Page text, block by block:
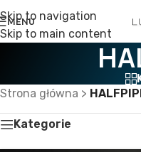
Skip to navigation
Skip to main content
MENU
Strona główna >
Kategorie